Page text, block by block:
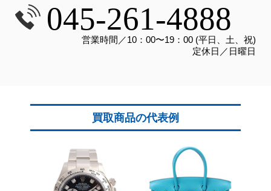
045-261-4888
営業時間／10：00〜19：00 (平日、土、祝)
定休日／日曜日
買取商品の代表例